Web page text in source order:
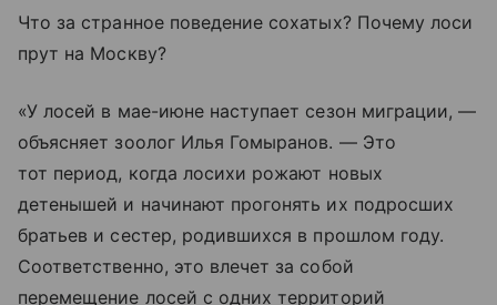
Что за странное поведение сохатых? Почему лоси
прут на Москву?
«У лосей в мае-июне наступает сезон миграции, —
объясняет зоолог Илья Гомыранов. — Это
тот период, когда лосихи рожают новых
детенышей и начинают прогонять их подросших
братьев и сестер, родившихся в прошлом году.
Соответственно, это влечет за собой
перемещение лосей с одних территорий